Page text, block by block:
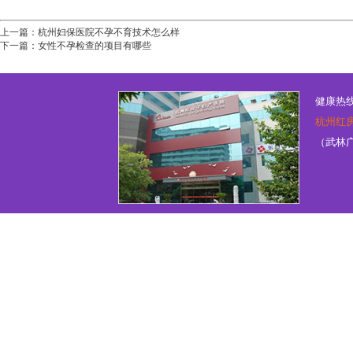
上一篇： 杭州妇保医院不孕不育技术怎么样
下一篇： 女性不孕检查的项目有哪些
健康热
杭州红
（武